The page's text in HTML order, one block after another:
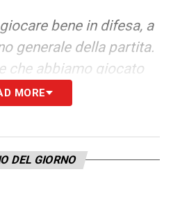
bene in difesa, a
generale della partita.
che abbiamo giocato
ho visto negli occhi di
Tutti pensano a
è il calcio. A volte
MORE
DEL GIORNO